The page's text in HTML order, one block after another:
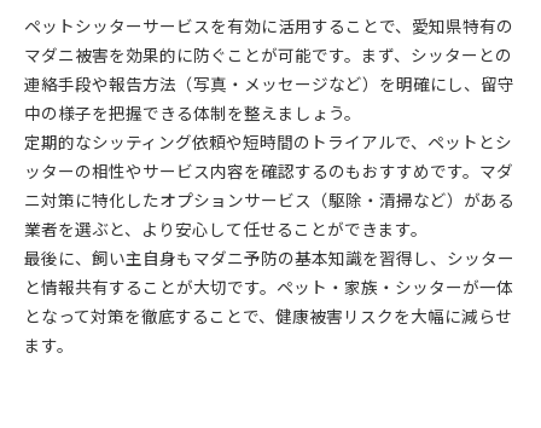
ペットシッターサービスを有効に活用することで、愛知県特有の
マダニ被害を効果的に防ぐことが可能です。まず、シッターとの
連絡手段や報告方法（写真・メッセージなど）を明確にし、留守
中の様子を把握できる体制を整えましょう。
定期的なシッティング依頼や短時間のトライアルで、ペットとシ
ッターの相性やサービス内容を確認するのもおすすめです。マダ
ニ対策に特化したオプションサービス（駆除・清掃など）がある
業者を選ぶと、より安心して任せることができます。
最後に、飼い主自身もマダニ予防の基本知識を習得し、シッター
と情報共有することが大切です。ペット・家族・シッターが一体
となって対策を徹底することで、健康被害リスクを大幅に減らせ
ます。